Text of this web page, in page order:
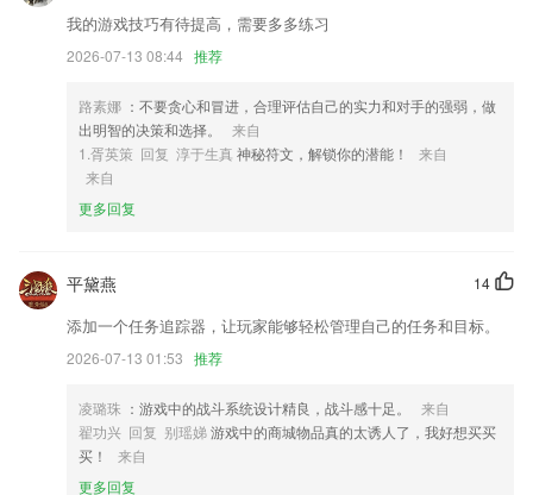
3,健康南京app健康镇江app南京鼓楼医院挂号网上预约app健康扬州app
健康南京ios版
5,分享您的爱车。
6,智能剪切和提取音乐的内容
贵州十一选五软件下载软件优势
2.提供详细的院系介绍、导师信息、专业信息、就业方向指导、历年分
数、历年报录比等，为备考生选择专业提供详细信息。
3.各种实惠的优质学习工具，成本价咯
4.网约车考试问答题每日一练。
5.超多优质的课程视频可以随时在线进行播放，让你的学习更简单
6.教育资讯，后台会实时的来更新最新的教育信息，让孩子也可以掌握最
新的教程
我的游戏技巧有待提高，需要多多练习
2026-07-13 08:44 推荐
路素娜 ：不要贪心和冒进，合理评估自己的实力和对手的强弱，做
出明智的决策和选择。
来自
1.胥英策 回复 淳于生真 神秘符文，解锁你的潜能！
来自
来自
更多回复
14
平黛燕
添加一个任务追踪器，让玩家能够轻松管理自己的任务和目标。
2026-07-13 01:53 推荐
凌璐珠 ：游戏中的战斗系统设计精良，战斗感十足。
来自
翟功兴 回复 别瑶娣游戏中的商城物品真的太诱人了，我好想买买
买！
来自
更多回复